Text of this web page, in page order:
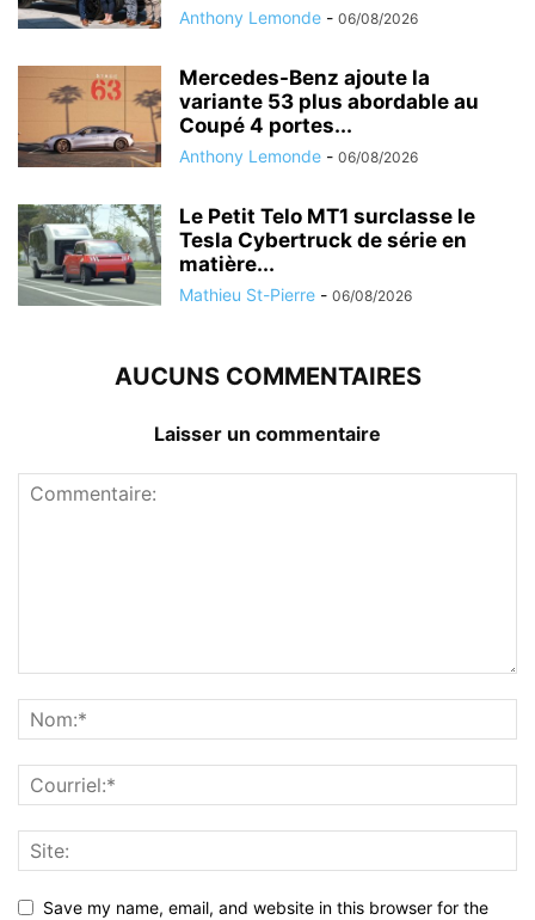
Anthony Lemonde - 06/08/2026
Mercedes-Benz ajoute la
variante 53 plus abordable au
Coupé 4 portes...
Anthony Lemonde - 06/08/2026
Le Petit Telo MT1 surclasse le
Tesla Cybertruck de série en
matière...
Mathieu St-Pierre - 06/08/2026
AUCUNS COMMENTAIRES
Laisser un commentaire
Save my name, email, and website in this browser for the